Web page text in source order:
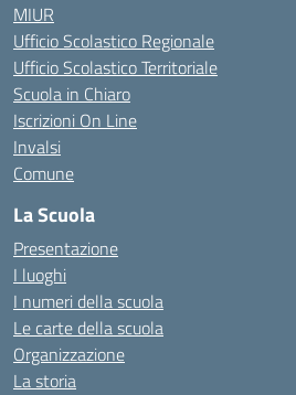
MIUR
Ufficio Scolastico Regionale
Ufficio Scolastico Territoriale
Scuola in Chiaro
Iscrizioni On Line
Invalsi
Comune
La Scuola
Presentazione
I luoghi
I numeri della scuola
Le carte della scuola
Organizzazione
La storia